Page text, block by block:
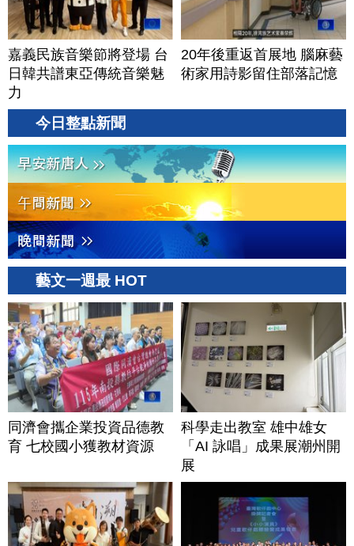
嘉義民族音樂節將登場 台
日韓共譜東亞傳統音樂魅
力
20年後重返首展地 腦麻藝
術家用詩影留住部落記憶
今日整點新聞
藝文一週最 HOT
同濟會攜企業投資品德教
育 七校國小獲教材資源
科學走出教室 雄中雄女
「AI 詠唱」成果展潮州開
展